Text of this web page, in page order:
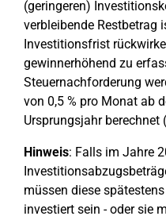
(geringeren)
verbleibende Restbetrag
Investitionsfrist
gewinnerhöhend zu
Steuernachforderung
von 0,5 % pro Monat ab
Ursprungsjahr berechnet
Hinweis: Falls im Jahre
müssen diese
investiert sein - oder sie